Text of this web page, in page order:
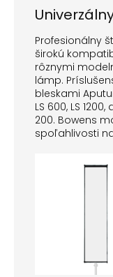
Profesionálny
širokú
rôznymi
lámp.
bleskami
LS 600, LS
200. Bowens
spoľahlivosti